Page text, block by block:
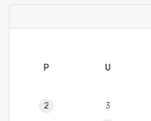
P
U
2 3